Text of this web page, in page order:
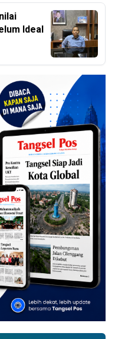
Ideal